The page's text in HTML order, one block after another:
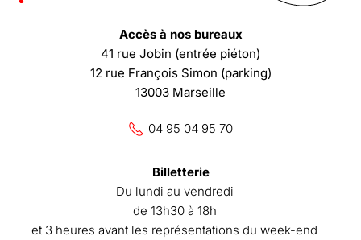
Accès à nos bureaux
41 rue Jobin (entrée piéton)
12 rue François Simon (parking)
13003 Marseille
04 95 04 95 70
Billetterie
Du lundi au vendredi
de 13h30 à 18h
et 3 heures avant les représentations du week-end